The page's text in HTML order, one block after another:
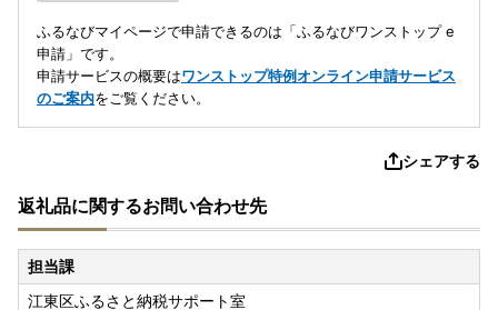
ふるなびマイページで申請できるのは「ふるなびワンストップ e
申請」です。
申請サービスの概要はワンストップ特例オンライン申請サービス
のご案内をご覧ください。
シェアする
返礼品に関するお問い合わせ先
担当課
江東区ふるさと納税サポート室